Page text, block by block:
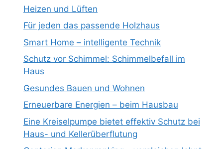
Heizen und Lüften
Für jeden das passende Holzhaus
Smart Home – intelligente Technik
Schutz vor Schimmel: Schimmelbefall im
Haus
Gesundes Bauen und Wohnen
Erneuerbare Energien – beim Hausbau
Eine Kreiselpumpe bietet effektiv Schutz bei
Haus- und Kellerüberflutung